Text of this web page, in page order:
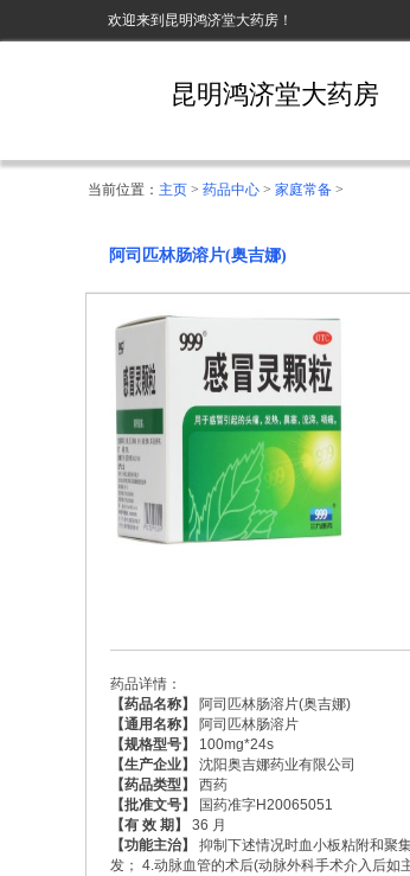
欢迎来到昆明鸿济堂大药房！
昆明鸿济堂大药房
当前位置： 主页 > 药品中心 > 家庭常备 >
阿司匹林肠溶片(奥吉娜)
药品详情：
【药品名称】
阿司匹林肠溶片(奥吉娜)
【通用名称】
阿司匹林肠溶片
【规格型号】
100mg*24s
【生产企业】
沈阳奥吉娜药业有限公司
【药品类型】
西药
【批准文号】
国药准字H20065051
【有 效 期】
36 月
【功能主治】
抑制下述情况时血小板粘附和聚
发； 4.动脉血管的术后(动脉外科手术介入后如